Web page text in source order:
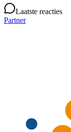
Laatste reacties
Partner